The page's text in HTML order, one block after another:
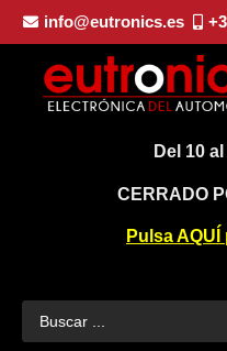
info@eutronics.es
Del 10
CERRADO
Pulsa